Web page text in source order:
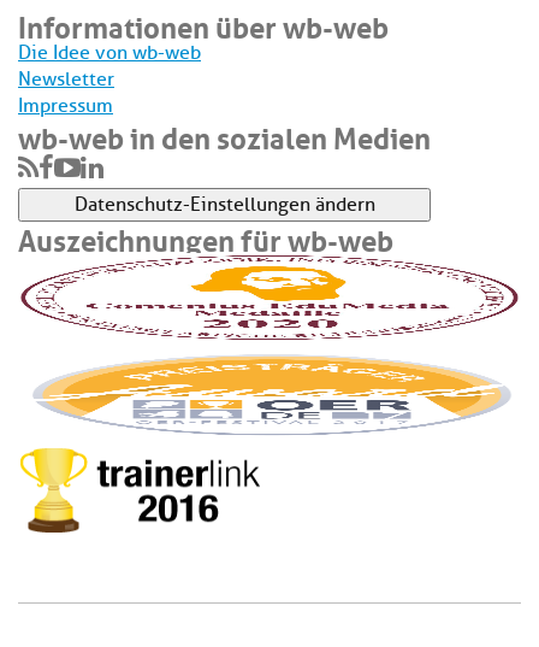
Informationen über wb-web
Die Idee von wb-web
Newsletter
Impressum
wb-web in den sozialen Medien
Datenschutz-Einstellungen ändern
Auszeichnungen für wb-web